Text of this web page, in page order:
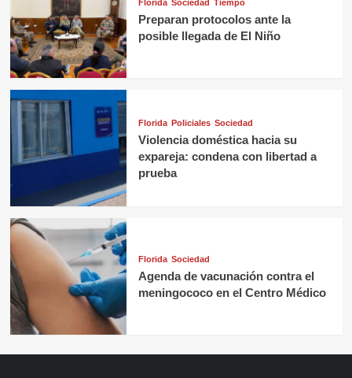
Florida Sociedad Tiempo
Preparan protocolos ante la
posible llegada de El Niño
Florida Policiales Sociedad
Violencia doméstica hacia su
expareja: condena con libertad a
prueba
Florida Sociedad
Agenda de vacunación contra el
meningococo en el Centro Médico